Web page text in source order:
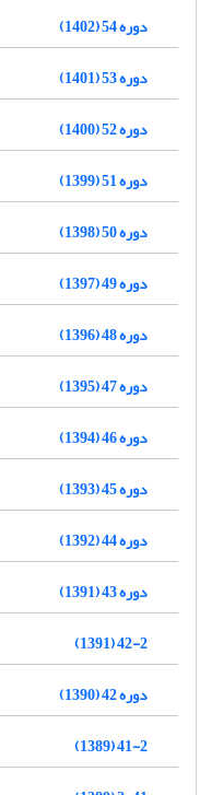
دوره 54 (1402)
دوره 53 (1401)
دوره 52 (1400)
دوره 51 (1399)
دوره 50 (1398)
دوره 49 (1397)
دوره 48 (1396)
دوره 47 (1395)
دوره 46 (1394)
دوره 45 (1393)
دوره 44 (1392)
دوره 43 (1391)
42-2 (1391)
دوره 42 (1390)
41-2 (1389)